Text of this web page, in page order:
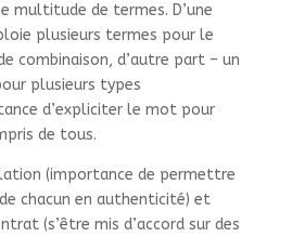
multitude de termes. D’une
plusieurs termes pour le
combinaison, d’autre part – un
plusieurs types
d’expliciter le mot pour
de tous.
(importance de permettre
chacun en authenticité) et
(s’être mis d’accord sur des